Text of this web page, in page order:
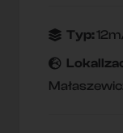
Typ: